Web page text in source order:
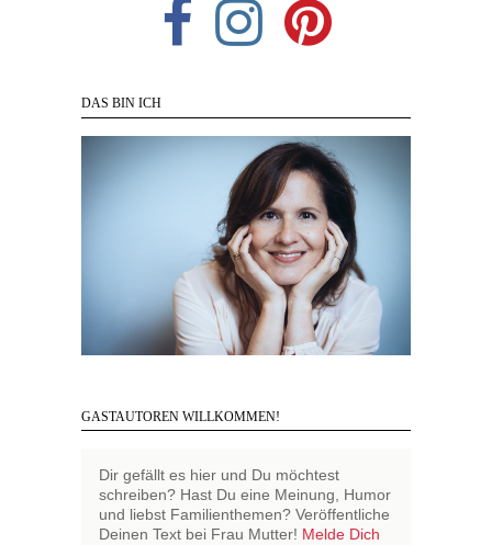
DAS BIN ICH
GASTAUTOREN WILLKOMMEN!
Dir gefällt es hier und Du möchtest
schreiben? Hast Du eine Meinung, Humor
und liebst Familienthemen? Veröffentliche
Deinen Text bei Frau Mutter! Melde Dich